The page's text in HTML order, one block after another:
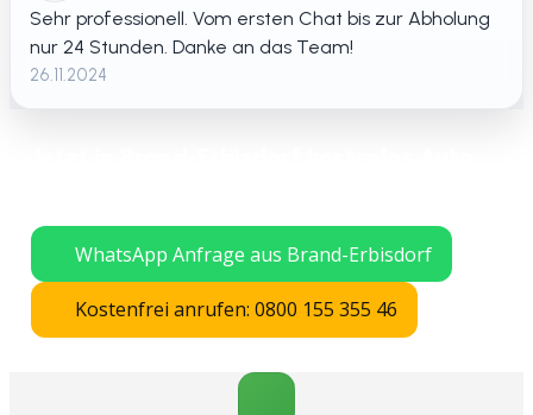
Sehr professionell. Vom ersten Chat bis zur Abholung
nur 24 Stunden. Danke an das Team!
26.11.2024
WhatsApp Anfrage aus Brand-Erbisdorf
Kostenfrei anrufen: 0800 155 355 46